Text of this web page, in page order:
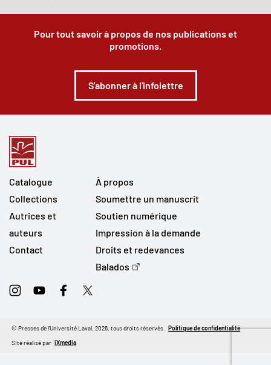
Pour tout savoir à propos de nos publications et
promotions.
S'abonner à l'infolettre
Catalogue
Collections
Autrices et
auteurs
Contact
À propos
Soumettre un manuscrit
Soutien numérique
Impression à la demande
Droits et redevances
Balados
InstagramYoutubeFacebookTwitter
Site réalisé par iXmedia
© Presses de l'Université Laval, 2026, tous droits réservés. Politique de confidentialité